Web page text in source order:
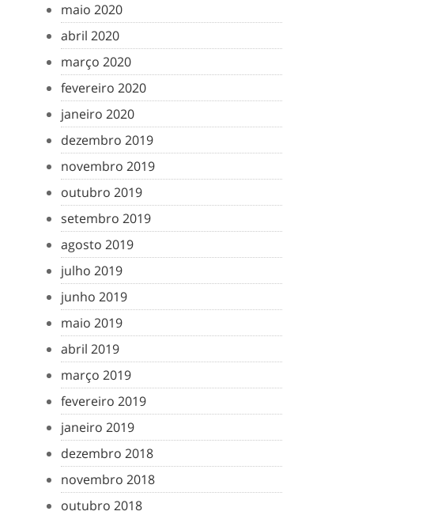
maio 2020
abril 2020
março 2020
fevereiro 2020
janeiro 2020
dezembro 2019
novembro 2019
outubro 2019
setembro 2019
agosto 2019
julho 2019
junho 2019
maio 2019
abril 2019
março 2019
fevereiro 2019
janeiro 2019
dezembro 2018
novembro 2018
outubro 2018